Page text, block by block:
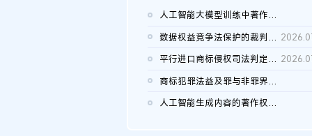
人工智能大模型训练中著作权的合理使用
数据权益竞争法保护的裁判路径构建
平行进口商标侵权司法判定规则的困境与纾解
商标犯罪法益及罪与非罪界限研究
人工智能生成内容的著作权司法认定：演进逻辑、现实困境与规则建...